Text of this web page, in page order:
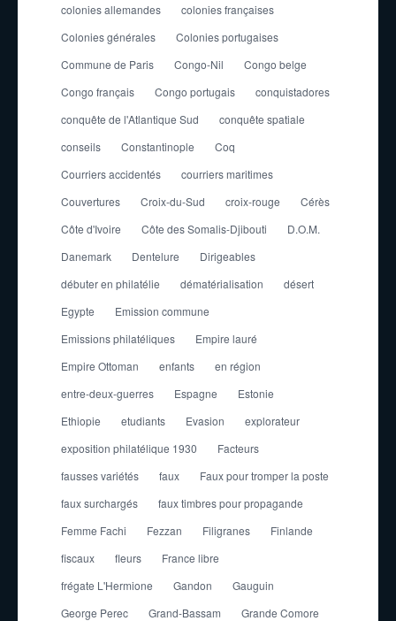
colonies allemandes
colonies françaises
Colonies générales
Colonies portugaises
Commune de Paris
Congo-Nil
Congo belge
Congo français
Congo portugais
conquistadores
conquête de l'Atlantique Sud
conquête spatiale
conseils
Constantinople
Coq
Courriers accidentés
courriers maritimes
Couvertures
Croix-du-Sud croix-rouge
Cérès
Côte d'Ivoire
Côte des Somalis-Djibouti
D.O.M.
Danemark
Dentelure
Dirigeables
débuter en philatélie
dématérialisation
désert
Egypte
Emission commune
Emissions philatéliques
Empire lauré
Empire Ottoman
enfants
en région
entre-deux-guerres
Espagne
Estonie
Ethiopie
etudiants Evasion
explorateur
exposition philatélique 1930
Facteurs
fausses variétés
faux
Faux pour tromper la poste
faux surchargés
faux timbres pour propagande
Femme Fachi
Fezzan Filigranes
Finlande
fiscaux
fleurs
France libre
frégate L'Hermione
Gandon
Gauguin
George Perec
Grand-Bassam
Grande Comore